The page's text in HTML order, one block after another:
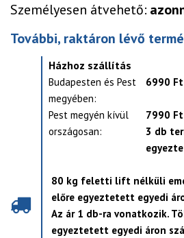
Személyesen átvehető:
További, raktáron lévő
Házhoz szállítás
Budapesten és Pest
megyében:
6990 Ft
Pest megyén kívül
országosan:
7990
3 db
80 kg feletti lift nélküli
előre egyeztetett egyedi
Az ár 1 db-ra vonatkozik.
egyeztetett egyedi áron